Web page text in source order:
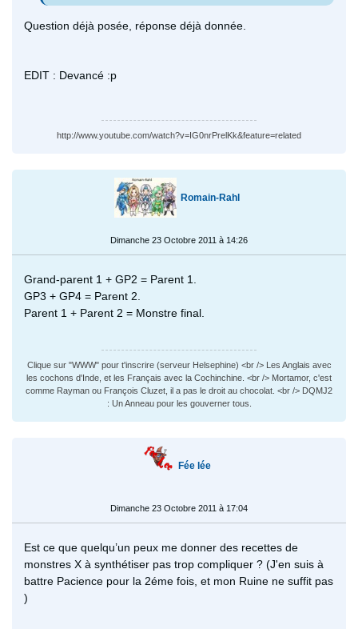
Question déjà posée, réponse déjà donnée.
EDIT : Devancé :p
http://www.youtube.com/watch?v=IG0nrPrelKk&feature=related
Romain-Rahl
Dimanche 23 Octobre 2011 à 14:26
Grand-parent 1 + GP2 = Parent 1.
GP3 + GP4 = Parent 2.
Parent 1 + Parent 2 = Monstre final.
Clique sur "WWW" pour t'inscrire (serveur Helsephine) <br /> Les Anglais avec
les cochons d'Inde, et les Français avec la Cochinchine. <br /> Mortamor, c'est
comme Rayman ou François Cluzet, il a pas le droit au chocolat. <br /> DQMJ2
: Un Anneau pour les gouverner tous.
Fée lée
Dimanche 23 Octobre 2011 à 17:04
Est ce que quelqu’un peux me donner des recettes de
monstres X à synthétiser pas trop compliquer ? (J'en suis à
battre Pacience pour la 2éme fois, et mon Ruine ne suffit pas
)